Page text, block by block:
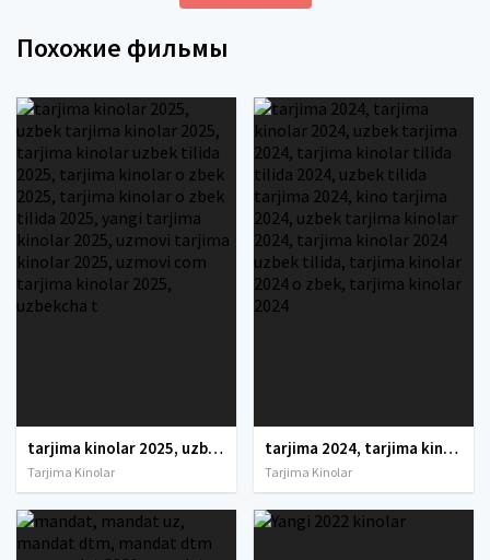
Похожие фильмы
tarjima kinolar 2025, uzbek tarjima kinolar 2025, tarjima kinolar uzbek tilida 2025, tarjima kinolar o zbek 2025, tarjima kinolar o zbek tilida 2025, yangi tarjima kinolar 2025, uzmovi tarjima kinolar 2025, uzmovi com tarjima kinolar 2025, uzbekcha t
Tarjima Kinolar
tarjima 2024, tarjima kinolar 2024, uzbek tarjima 2024, tarjima kinolar tilida tilida 2024, uzbek tilida tarjima 2024, kino tarjima 2024, uzbek tarjima kinolar 2024, tarjima kinolar 2024 uzbek tilida, tarjima kinolar 2024 o zbek, tarjima kinolar 2024
Tarjima Kinolar